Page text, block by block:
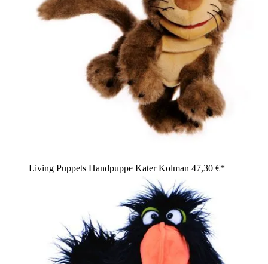
Living Puppets Handpuppe Kater Kolman 47,30 €*